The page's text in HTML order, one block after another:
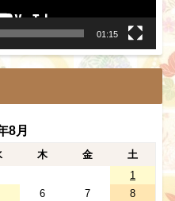
01:15
8月
木 金
土
1
6 7
8